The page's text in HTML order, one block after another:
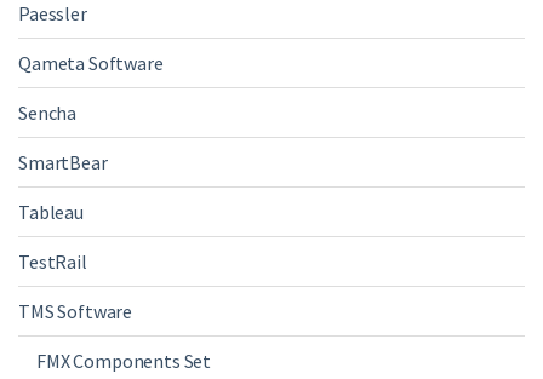
Paessler
Qameta Software
Sencha
SmartBear
Tableau
TestRail
TMS Software
FMX Components Set